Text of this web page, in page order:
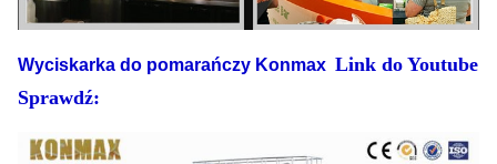
Wyciskarka do pomarańczy Konmax Link do Youtube
Sprawdź: